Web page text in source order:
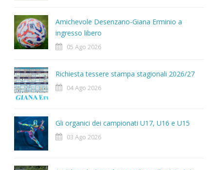
Amichevole Desenzano-Giana Erminio a
ingresso libero
05 Ago 2026
Richiesta tessere stampa stagionali 2026/27
04 Ago 2026
Gli organici dei campionati U17, U16 e U15
03 Ago 2026